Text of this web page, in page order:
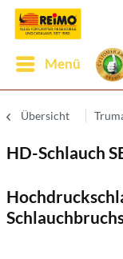
Menü
Übersicht
HD-Schlauch